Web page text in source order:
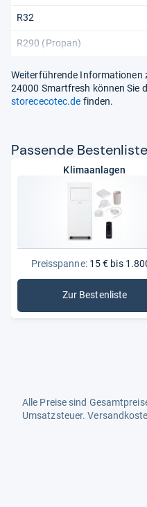
R32
R290 (Propan)
Weiterführende Informationen
24000 Smartfresh können Sie
storececotec.de finden.
Pas­sende
Klimaanlagen
Preisspanne:15 € bis
Zur Bestenliste
:
Alle Preise sind
Umsatzsteuer.